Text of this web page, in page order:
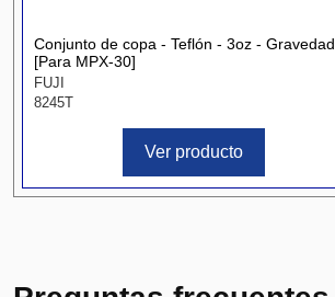
Conjunto de copa - Teflón - 3oz - Gravedad
[Para MPX-30]
FUJI
8245T
Ver producto